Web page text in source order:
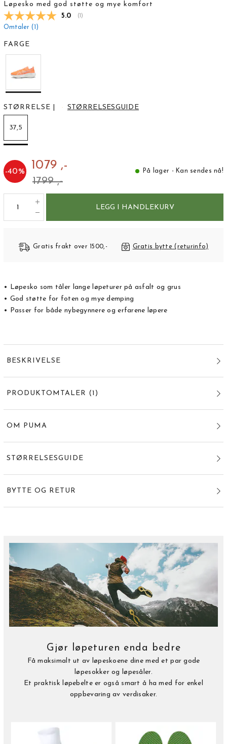
Løpesko med god støtte og mye komfort
Gjennomsnittskarakter:
5.0 ( stemmer:
)
Omtaler ( )
FARGE
STØRRELSE STØRRELSESGUIDE
37,5
-40% 1079 ,-
1799 ,-
På lager - Kan sendes nå!
LEGG I HANDLEKURV
Gratis frakt over 1500,- Gratis bytte (returinfo)
• Løpesko som tåler lange løpeturer på asfalt og grus
• God støtte for foten og mye demping
• Passer for både nybegynnere og erfarene løpere
BESKRIVELSE
PRODUKTOMTALER (1 )
OM PUMA
STØRRELSESGUIDE
BYTTE OG RETUR
Gjør løpeturen enda bedre
Få maksimalt ut av løpeskoene dine med et par gode
løpesokker og løpesåler.
Et praktisk løpebelte er også smart å ha med for enkel
oppbevaring av verdisaker.